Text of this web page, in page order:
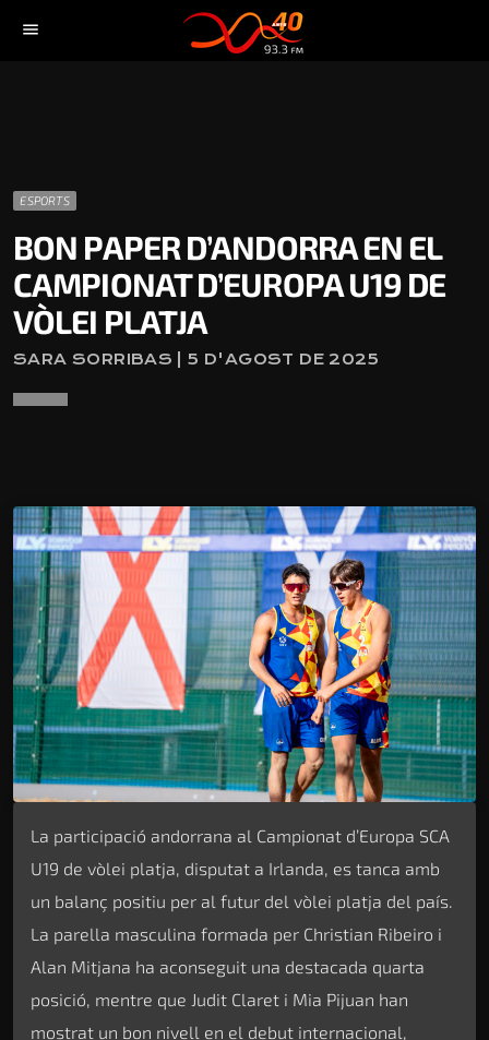
menu
ESPORTS
BON PAPER D’ANDORRA EN EL
CAMPIONAT D’EUROPA U19 DE
VÒLEI PLATJA
SARA SORRIBAS | 5 D'AGOST DE 2025
La participació andorrana al Campionat d’Europa SCA
U19 de vòlei platja, disputat a Irlanda, es tanca amb
un balanç positiu per al futur del vòlei platja del país.
La parella masculina formada per Christian Ribeiro i
Alan Mitjana ha aconseguit una destacada quarta
posició, mentre que Judit Claret i Mia Pijuan han
mostrat un bon nivell en el debut internacional,